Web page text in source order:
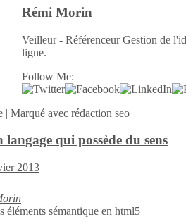
Rémi Morin
Veilleur - Référenceur Gestion de
ligne.
Follow Me:
| Marqué avec rédaction seo
qui possède du sens
2013